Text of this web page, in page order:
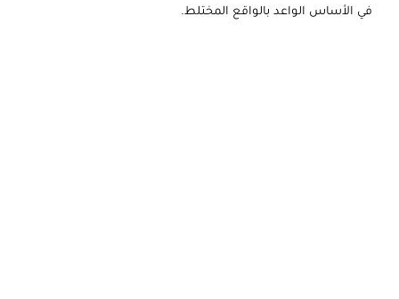
في الأساس الواعد بالواقع المختلط.